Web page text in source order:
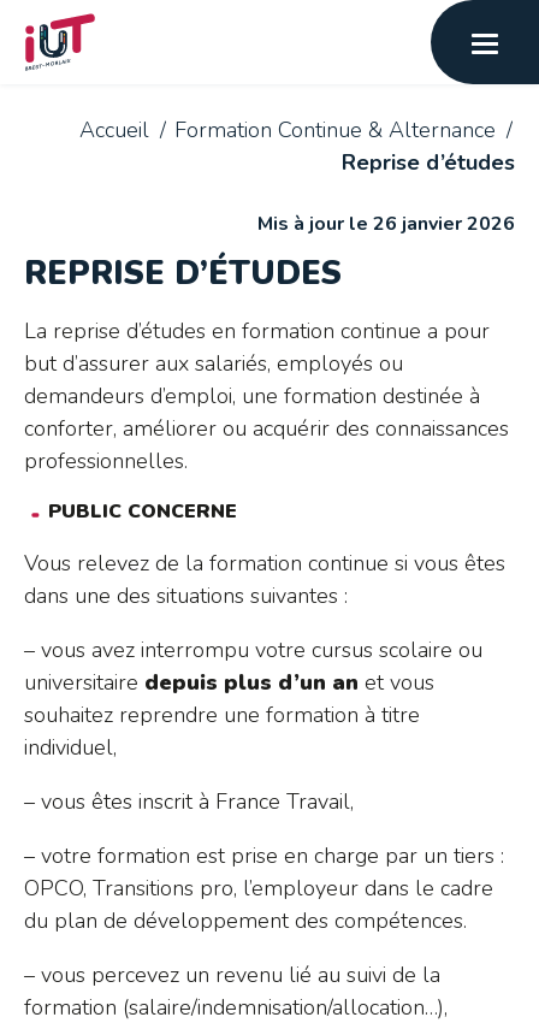
Accueil
Formation Continue & Alternance
Reprise d’études
Mis à jour le 26 janvier 2026
REPRISE D’ÉTUDES
La reprise d’études en formation continue a pour
but d’assurer aux salariés, employés ou
demandeurs d’emploi, une formation destinée à
conforter, améliorer ou acquérir des connaissances
professionnelles.
PUBLIC CONCERNE
Vous relevez de la formation continue si vous êtes
dans une des situations suivantes :
– vous avez interrompu votre cursus scolaire ou
universitaire depuis plus d’un an et vous
souhaitez reprendre une formation à titre
individuel,
– vous êtes inscrit à France Travail,
– votre formation est prise en charge par un tiers :
OPCO, Transitions pro, l’employeur dans le cadre
du plan de développement des compétences.
– vous percevez un revenu lié au suivi de la
formation (salaire/indemnisation/allocation…),